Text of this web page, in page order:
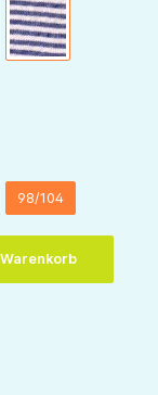
marine-natur
98/104